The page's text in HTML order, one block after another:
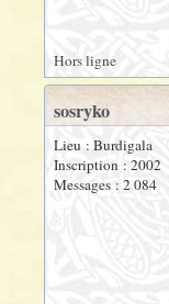
Hors ligne
sosryko
Lieu : Burdigala
Inscription : 2002
Messages : 2 084